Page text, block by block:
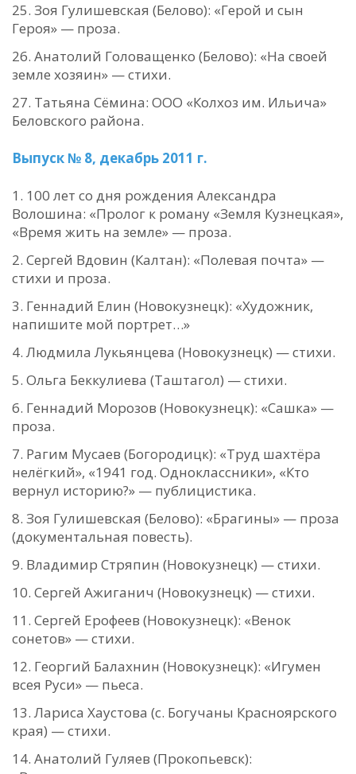
Зоя Гулишевская (Белово): «Герой и сын
Героя» — проза.
Анатолий Головащенко (Белово): «На своей
земле хозяин» — стихи.
Татьяна Сёмина: ООО «Колхоз им. Ильича»
Беловского района.
Выпуск № 8, декабрь 2011 г.
100 лет со дня рождения Александра
Волошина: «Пролог к роману «Земля Кузнецкая»,
«Время жить на земле» — проза.
Сергей Вдовин (Калтан): «Полевая почта» —
стихи и проза.
Геннадий Елин (Новокузнецк): «Художник,
напишите мой портрет…»
Людмила Лукьянцева (Новокузнецк) — стихи.
Ольга Беккулиева (Таштагол) — стихи.
Геннадий Морозов (Новокузнецк): «Сашка» —
проза.
Рагим Мусаев (Богородицк): «Труд шахтёра
нелёгкий», «1941 год. Одноклассники», «Кто
вернул историю?» — публицистика.
Зоя Гулишевская (Белово): «Брагины» — проза
(документальная повесть).
Владимир Стряпин (Новокузнецк) — стихи.
Сергей Ажиганич (Новокузнецк) — стихи.
Сергей Ерофеев (Новокузнецк): «Венок
сонетов» — стихи.
Георгий Балахнин (Новокузнецк): «Игумен
всея Руси» — пьеса.
Лариса Хаустова (с. Богучаны Красноярского
края) — стихи.
Анатолий Гуляев (Прокопьевск):